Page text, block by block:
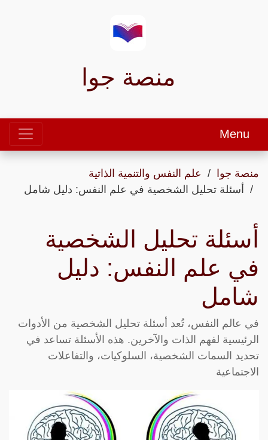
منصة جوا
Menu
منصة جوا
علم النفس والتنمية الذاتية
أسئلة تحليل الشخصية في علم النفس: دليل شامل
أسئلة تحليل الشخصية
في علم النفس: دليل
شامل
في عالم النفس، تُعد أسئلة تحليل الشخصية من الأدوات
الرئيسية لفهم الذات والآخرين. هذه الأسئلة تساعد في
تحديد السمات الشخصية، السلوكيات، والتفاعلات
الاجتماعية